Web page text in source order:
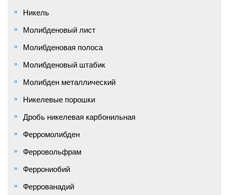
Никель
Молибденовый лист
Молибденовая полоса
Молибденовый штабик
Молибден металлический
Никелевые порошки
Дробь никелевая карбонильная
Ферромолибден
Ферровольфрам
Феррониобий
Феррованадий